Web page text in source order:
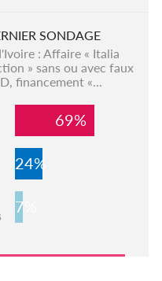
SONDAGE
: Affaire « Italia
» sans ou avec faux
financement «...
69%
24%
7%